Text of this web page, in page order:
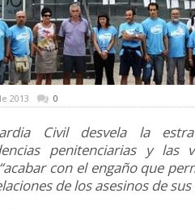
2013 0
Civil desvela la
penitenciarias y las
con el engaño que
de los asesinos de